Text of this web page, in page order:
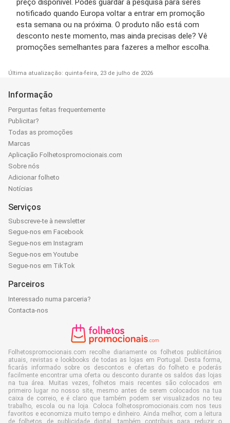
preço disponível. Podes guardar a pesquisa para seres
notificado quando Europa voltar a entrar em promoção
esta semana ou na próxima. O produto não está com
desconto neste momento, mas ainda precisas dele? Vê
promoções semelhantes para fazeres a melhor escolha.
Última atualização: quinta-feira, 23 de julho de 2026
Informação
Perguntas feitas frequentemente
Publicitar?
Todas as promoções
Marcas
Aplicação Folhetospromocionais.com
Sobre nós
Adicionar folheto
Notícias
Serviços
Subscreve-te à newsletter
Segue-nos em Facebook
Segue-nos em Instagram
Segue-nos em Youtube
Segue-nos em TikTok
Parceiros
Interessado numa parceria?
Contacta-nos
Folhetospromocionais.com recolhe diariamente os folhetos publicitários
atuais, revistas e lookbooks de todas as lojas em Portugal. Desta forma,
ficarás informado sobre os descontos e ofertas do folheto e poderás
facilmente encontrar uma oferta ou desconto durante os saldos das lojas
na tua área. Muitas vezes, folhetos mais recentes são colocados em
primeiro lugar no nosso site, mesmo antes de serem colocados na tua
caixa de correio, e é claro que também podem ser visualizados no teu
trabalho, escola ou na loja. Coloca folhetospromocionais.com nos teus
favoritos e economiza muito tempo e dinheiro. Ainda melhor, com a leitura
de folhetos de publicidade digital, também contribuis para reduzir o